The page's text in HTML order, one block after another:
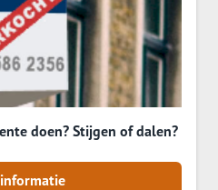
doen? Stijgen of dalen?